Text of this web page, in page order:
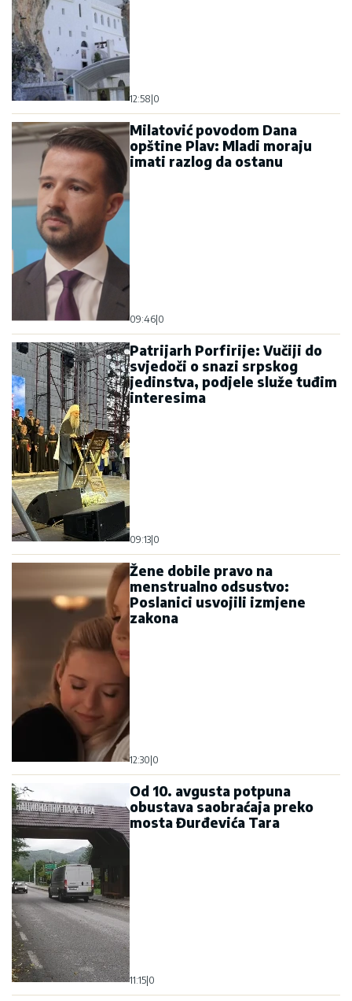
12:58 0
Milatović povodom Dana
opštine Plav: Mladi moraju
imati razlog da ostanu
09:46 0
Patrijarh Porfirije: Vučiji do
svjedoči o snazi srpskog
jedinstva, podjele služe tuđim
interesima
09:13 0
Žene dobile pravo na
menstrualno odsustvo:
Poslanici usvojili izmjene
zakona
12:30 0
Od 10. avgusta potpuna
obustava saobraćaja preko
mosta Đurđevića Tara
11:15 0